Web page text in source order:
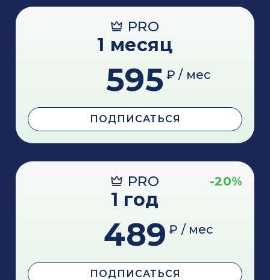
PRO
1 месяц
595 ₽ / мес
ПОДПИСАТЬСЯ
PRO -20%
1 год
489 ₽ / мес
ПОДПИСАТЬСЯ